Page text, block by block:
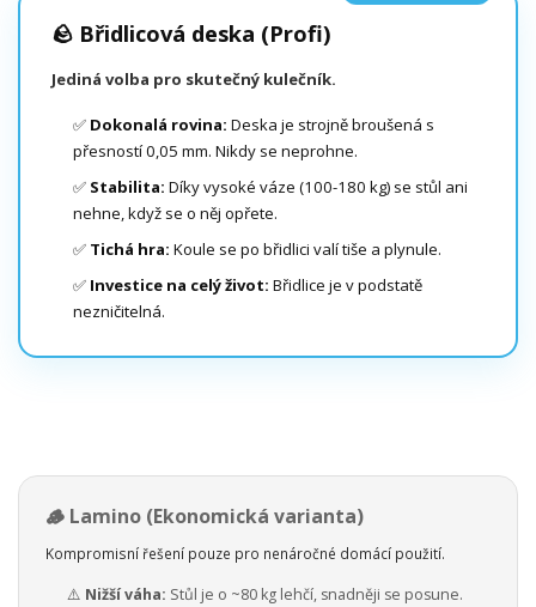
🪨 Břidlicová deska (Profi)
Jediná volba pro skutečný kulečník.
✅ Dokonalá rovina: Deska je strojně broušená s
přesností 0,05 mm. Nikdy se neprohne.
✅ Stabilita: Díky vysoké váze (100-180 kg) se stůl ani
nehne, když se o něj opřete.
✅ Tichá hra: Koule se po břidlici valí tiše a plynule.
✅ Investice na celý život: Břidlice je v podstatě
nezničitelná.
🪵 Lamino (Ekonomická varianta)
Kompromisní řešení pouze pro nenáročné domácí použití.
⚠️ Nižší váha: Stůl je o ~80 kg lehčí, snadněji se posune.